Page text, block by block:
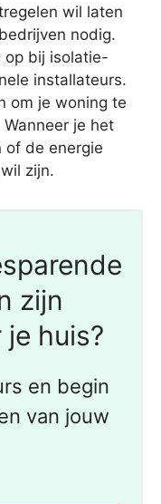
wil laten
nodig.
op bij isolatie-
installateurs.
om je woning te
je het
of de energie
zijn.
zijn
huis?
en begin
van jouw